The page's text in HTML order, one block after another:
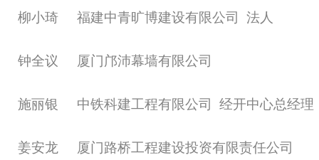
柳小琦 福建中青旷博建设有限公司 法人
钟全议 厦门邝沛幕墙有限公司
施丽银 中铁科建工程有限公司 经开中心总经理
姜安龙 厦门路桥工程建设投资有限责任公司